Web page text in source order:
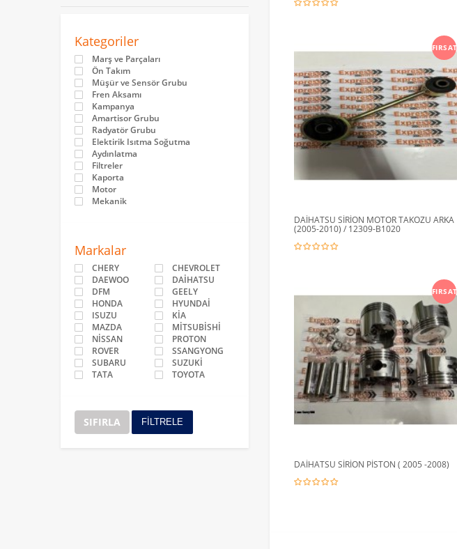
Kategoriler
Marş ve Parçaları
Ön Takım
Müşür ve Sensör Grubu
Fren Aksamı
Kampanya
Amartisor Grubu
Radyatör Grubu
Elektirik Isıtma Soğutma
Aydınlatma
Filtreler
Kaporta
Motor
Mekanik
Markalar
CHERY
CHEVROLET
DAEWOO
DAİHATSU
DFM
GEELY
HONDA
HYUNDAİ
ISUZU
KİA
MAZDA
MİTSUBİSHİ
NİSSAN
PROTON
ROVER
SSANGYONG
SUBARU
SUZUKİ
TATA
TOYOTA
SIFIRLA FİLTRELE
FIRSAT
DAİHATSU SİRİON MOTOR TAKOZU ARKA
(2005-2010) / 12309-B1020
FIRSAT
DAİHATSU SİRİON PİSTON ( 2005 -2008)